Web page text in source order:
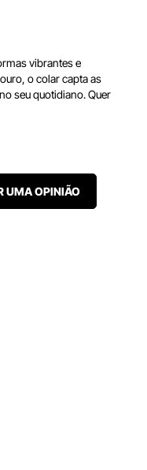
vibrantes e
o colar capta as
seu quotidiano. Quer
UMA OPINIÃO